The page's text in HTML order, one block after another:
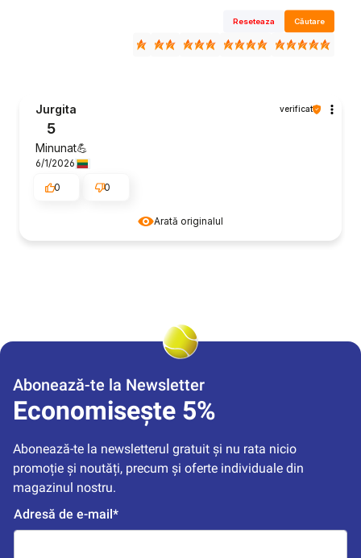
Reseteaza Căutare
Arată originalul
Jurgita verificat
5
Minunat💪
6/1/2026
0
0
Abonează-te la Newsletter
Economisește 5%
Abonează-te la newsletterul gratuit și nu rata nicio
promoție și noutăți, precum și oferte individuale din
magazinul nostru.
Adresă de e-mail*